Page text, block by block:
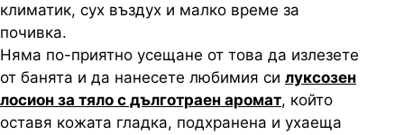
климатик, сух въздух и малко време за
почивка.
Няма по-приятно усещане от това да излезете
от банята и да нанесете любимия си луксозен
лосион за тяло с дълготраен аромат, който
оставя кожата гладка, подхранена и ухаеща